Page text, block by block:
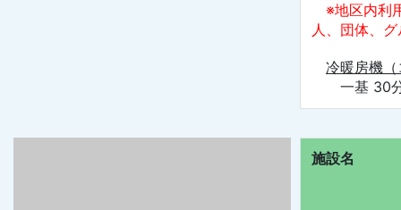
※地区内利
人、団体、
冷暖房機
一基 30
施設名